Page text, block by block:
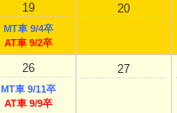
19
MT車 9/4卒
AT車 9/2卒
20
26
MT車 9/11卒
AT車 9/9卒
27